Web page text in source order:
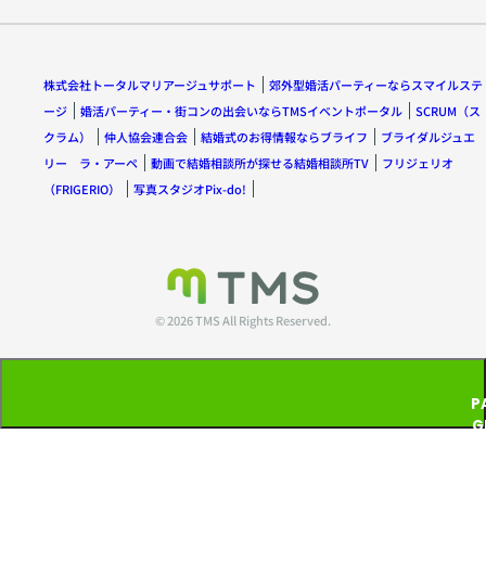
株式会社トータルマリアージュサポート
郊外型婚活パーティーならスマイルステ
ージ
婚活パーティー・街コンの出会いならTMSイベントポータル
SCRUM（ス
クラム）
仲人協会連合会 結婚式のお得情報ならブライフ
ブライダルジュエ
リー ラ・アーペ
動画で結婚相談所が探せる結婚相談所TV
フリジェリオ
（FRIGERIO）
写真スタジオPix-do!
© 2026 TMS All Rights Reserved.